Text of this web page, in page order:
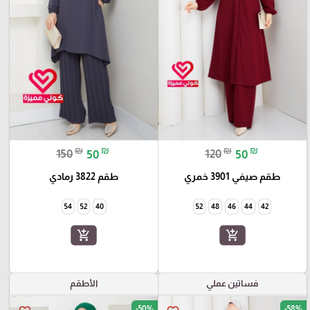
120₪ 50 ₪
طقم صيفي 3901 خمري
42
44
46
48
52
add_shopping_cart
150₪ 50 ₪
طقم 3822 رمادي
40
52
54
add_shopping_cart
فساتين عملي الأطقم